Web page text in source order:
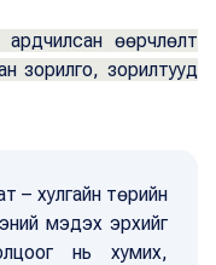
өөрчлөлт
зорилго, зорилтууд
– хулгайн төрийн
мэдэх эрхийг
нь хумих,